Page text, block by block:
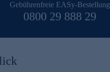
Gebührenfreie EASy-Bestellung
0800 29 888 29